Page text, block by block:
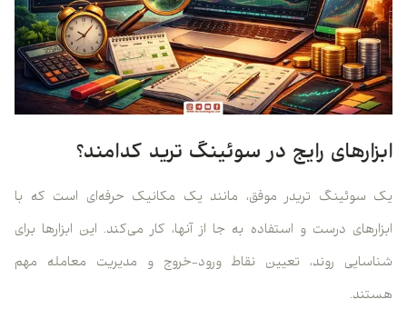
ابزارهای رایج در سوئینگ ترید کدامند؟
یک سوئینگ تریدر موفق، مانند یک مکانیک حرفه‌ای است که با
ابزارهای درست و استفاده به جا از آنها، کار می‌کند. این ابزارها برای
شناسایی روند، تعیین نقاط ورود-خروج و مدیریت معامله مهم
هستند.